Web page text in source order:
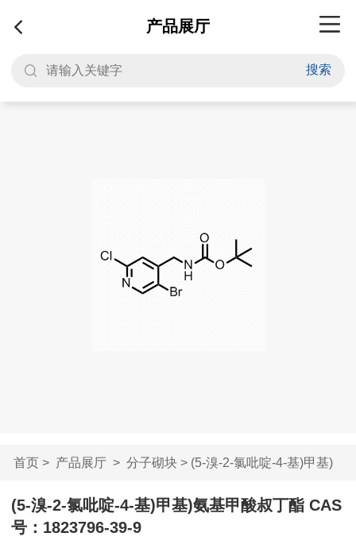
产品展厅
搜索
首页> 产品展厅> 分子砌块> (5-溴-2-氯吡啶-4-基)甲基)
氨...
(5-溴-2-氯吡啶-4-基)甲基)氨基甲酸叔丁酯 CAS
号：1823796-39-9